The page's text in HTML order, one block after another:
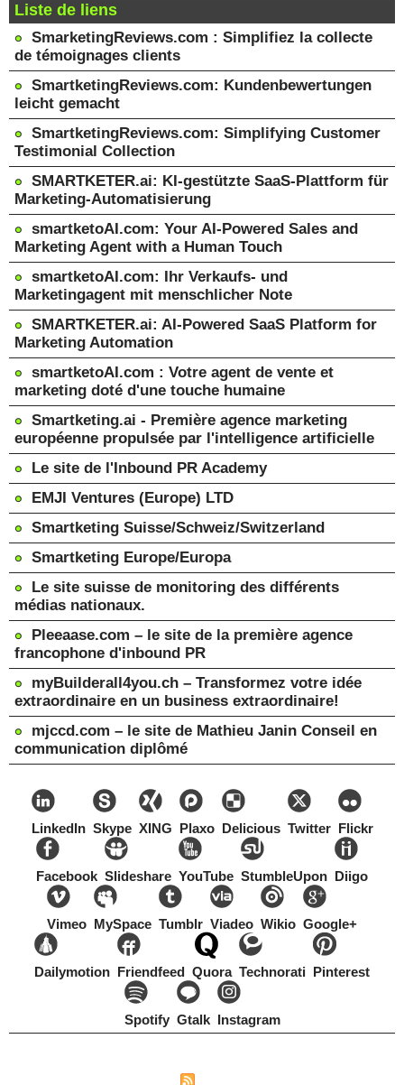
Liste de liens
SmarketingReviews.com : Simplifiez la collecte
de témoignages clients
SmartketingReviews.com: Kundenbewertungen
leicht gemacht
SmartketingReviews.com: Simplifying Customer
Testimonial Collection
SMARTKETER.ai: KI-gestützte SaaS-Plattform für
Marketing-Automatisierung
smartketoAI.com: Your AI-Powered Sales and
Marketing Agent with a Human Touch
smartketoAI.com: Ihr Verkaufs- und
Marketingagent mit menschlicher Note
SMARTKETER.ai: AI-Powered SaaS Platform for
Marketing Automation
smartketoAI.com : Votre agent de vente et
marketing doté d'une touche humaine
Smartketing.ai - Première agence marketing
européenne propulsée par l'intelligence artificielle
Le site de l'Inbound PR Academy
EMJI Ventures (Europe) LTD
Smartketing Suisse/Schweiz/Switzerland
Smartketing Europe/Europa
Le site suisse de monitoring des différents
médias nationaux.
Pleeaase.com – le site de la première agence
francophone d'inbound PR
myBuilderall4you.ch – Transformez votre idée
extraordinaire en un business extraordinaire!
mjccd.com – le site de Mathieu Janin Conseil en
communication diplômé
LinkedIn Skype XING Plaxo Delicious Twitter Flickr
Facebook Slideshare YouTube StumbleUpon Diigo
Vimeo MySpace Tumblr Viadeo Wikio Google+
Dailymotion Friendfeed Quora Technorati Pinterest
Spotify Gtalk Instagram